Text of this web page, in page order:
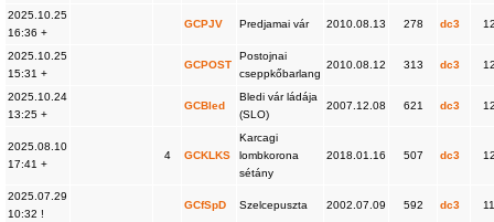
2025.10.25
16:36 +
GCPJV Predjamai vár 2010.08.13 278 dc3
2025.10.25
15:31 +
GCPOST
Postojnai
cseppkőbarlang
2010.08.12 313 dc3
2025.10.24
13:25 +
GCBled
Bledi vár ládája
(SLO)
2007.12.08 621 dc3
2025.08.10
17:41 +
4 GCKLKS
Karcagi
lombkorona
sétány
2018.01.16 507 dc3
2025.07.29
10:32 !
GCfSpD Szelcepuszta 2002.07.09 592 dc3